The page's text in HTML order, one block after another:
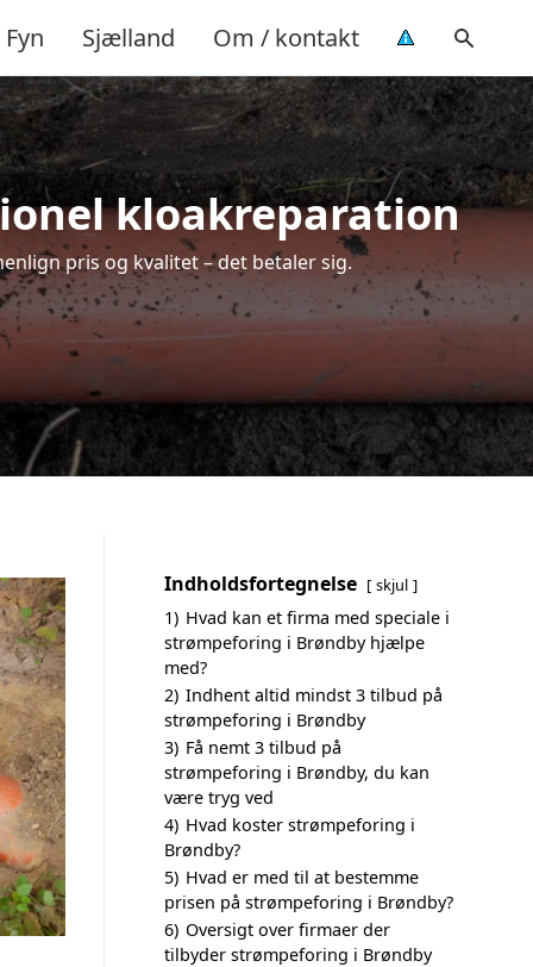
Fyn Sjælland Om / kontakt
kloakreparation
pris og kvalitet – det betaler sig.
Indholdsfortegnelse skjul
1) Hvad kan et firma med speciale i
strømpeforing i Brøndby hjælpe
med?
2) Indhent altid mindst 3 tilbud på
strømpeforing i Brøndby
3) Få nemt 3 tilbud på
strømpeforing i Brøndby, du kan
være tryg ved
4) Hvad koster strømpeforing i
Brøndby?
5) Hvad er med til at bestemme
prisen på strømpeforing i Brøndby?
6) Oversigt over firmaer der
tilbyder strømpeforing i Brøndby